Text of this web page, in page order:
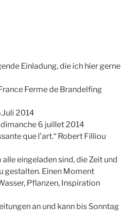
Einladung, die ich hier gerne
Ferme de Brandelfing
2014
6 juillet 2014
que l’art.“ Robert Filliou
eingeladen sind, die Zeit und
gestalten. Einen Moment
Pflanzen, Inspiration
an und kann bis Sonntag